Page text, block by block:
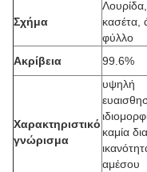
Σχήμα
Λουρίδα,
κασέτα,
φύλλο
Ακρίβεια
99.6%
Χαρακτηριστικό
γνώρισμα
υψηλή
καμία
αμέσου